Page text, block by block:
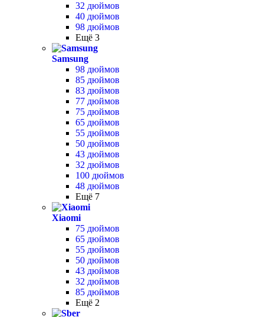
32 дюймов
40 дюймов
98 дюймов
Ещё 3
Samsung
98 дюймов
85 дюймов
83 дюймов
77 дюймов
75 дюймов
65 дюймов
55 дюймов
50 дюймов
43 дюймов
32 дюймов
100 дюймов
48 дюймов
Ещё 7
Xiaomi
75 дюймов
65 дюймов
55 дюймов
50 дюймов
43 дюймов
32 дюймов
85 дюймов
Ещё 2